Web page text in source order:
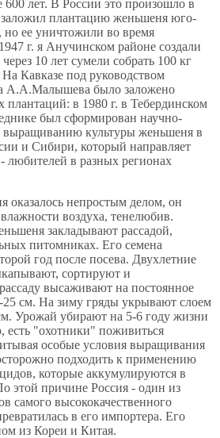
600 лет. В России это произошло в
плантацию женьшеня юго-
но ее уничтожили во время
г. я Анучинском районе создали
10 лет сумели собрать 100 кг
Кавказе под руководством
А.А.Малышева было заложено
плантаций: в 1980 г. в Тебердинском
был сформирован научно-
выращиванию культуры женьшеня в
и Сибири, который направляет
любителей в разных регионах
оказалось непростым делом, он
воздуха, тенелюбив.
закладывают рассадой,
питомниках. Его семена
год после посева. Двухлетние
сортируют и
высаживают на постоянное
25 см. На зиму гряды укрывают слоем
Урожай убирают на 5-6 году жизни
есть "охотники" поживиться
особые условия выращивания
подходить к применению
которые аккумулируются в
этой причине Россия - один из
самого высококачественного
в его импортера. Его
из Кореи и Китая.